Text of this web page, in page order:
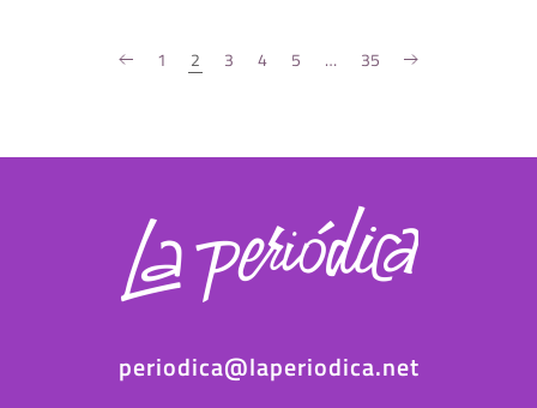
1 2 3 4 5 … 35
periodica@laperiodica.net